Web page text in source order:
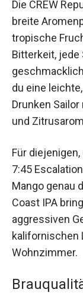
Die CREW
breite
tropische
Bitterkeit, jede
du eine
Drunken
und
Für
7:45
Mango genau
Coast IPA
aggressiven
kalifornischen
Wohnzimmer.